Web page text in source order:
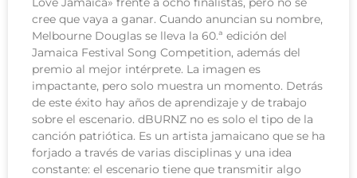
cree que vaya a ganar. Cuando anuncian su nombre,
Melbourne Douglas se lleva la 60.ª edición del
Jamaica Festival Song Competition, además del
premio al mejor intérprete. La imagen es
impactante, pero solo muestra un momento. Detrás
de este éxito hay años de aprendizaje y de trabajo
sobre el escenario. dBURNZ no es solo el tipo de la
canción patriótica. Es un artista jamaicano que se ha
forjado a través de varias disciplinas y una idea
constante: el escenario tiene que transmitir algo